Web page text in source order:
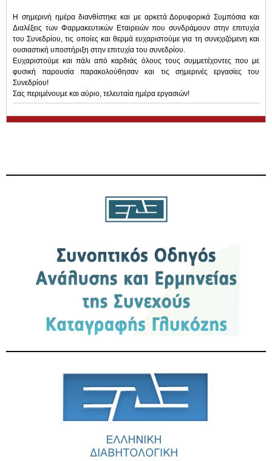
Η σημερινή ημέρα διανθίστηκε και με αρκετά Δορυφορικά Συμπόσια και
Διαλέξεις των Φαρμακευτικών Εταιρειών που συνδράμουν στην επιτυχία
του Συνεδρίου, τις οποίες και θερμά ευχαριστούμε για τη συνεχιζόμενη και
ουσιαστική υποστήριξη στην επιτυχία του συνεδρίου.
Ευχαριστούμε και πάλι από καρδιάς όλους τους συμμετέχοντες που με
φυσική παρουσία παρακολούθησαν και τις σημερινές εργασίες του
Συνεδρίου!
Σας περιμένουμε και αύριο, τελευταία ημέρα εργασιών!